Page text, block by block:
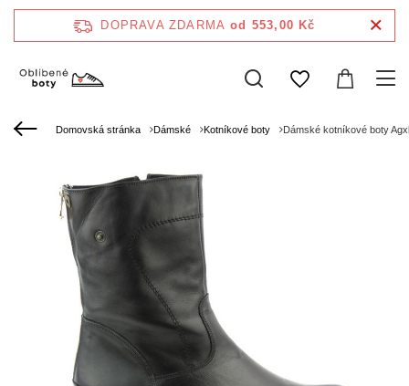
DOPRAVA ZDARMA od 553,00 Kč
Domovská stránka Dámské Kotníkové boty Dámské kotníkové boty